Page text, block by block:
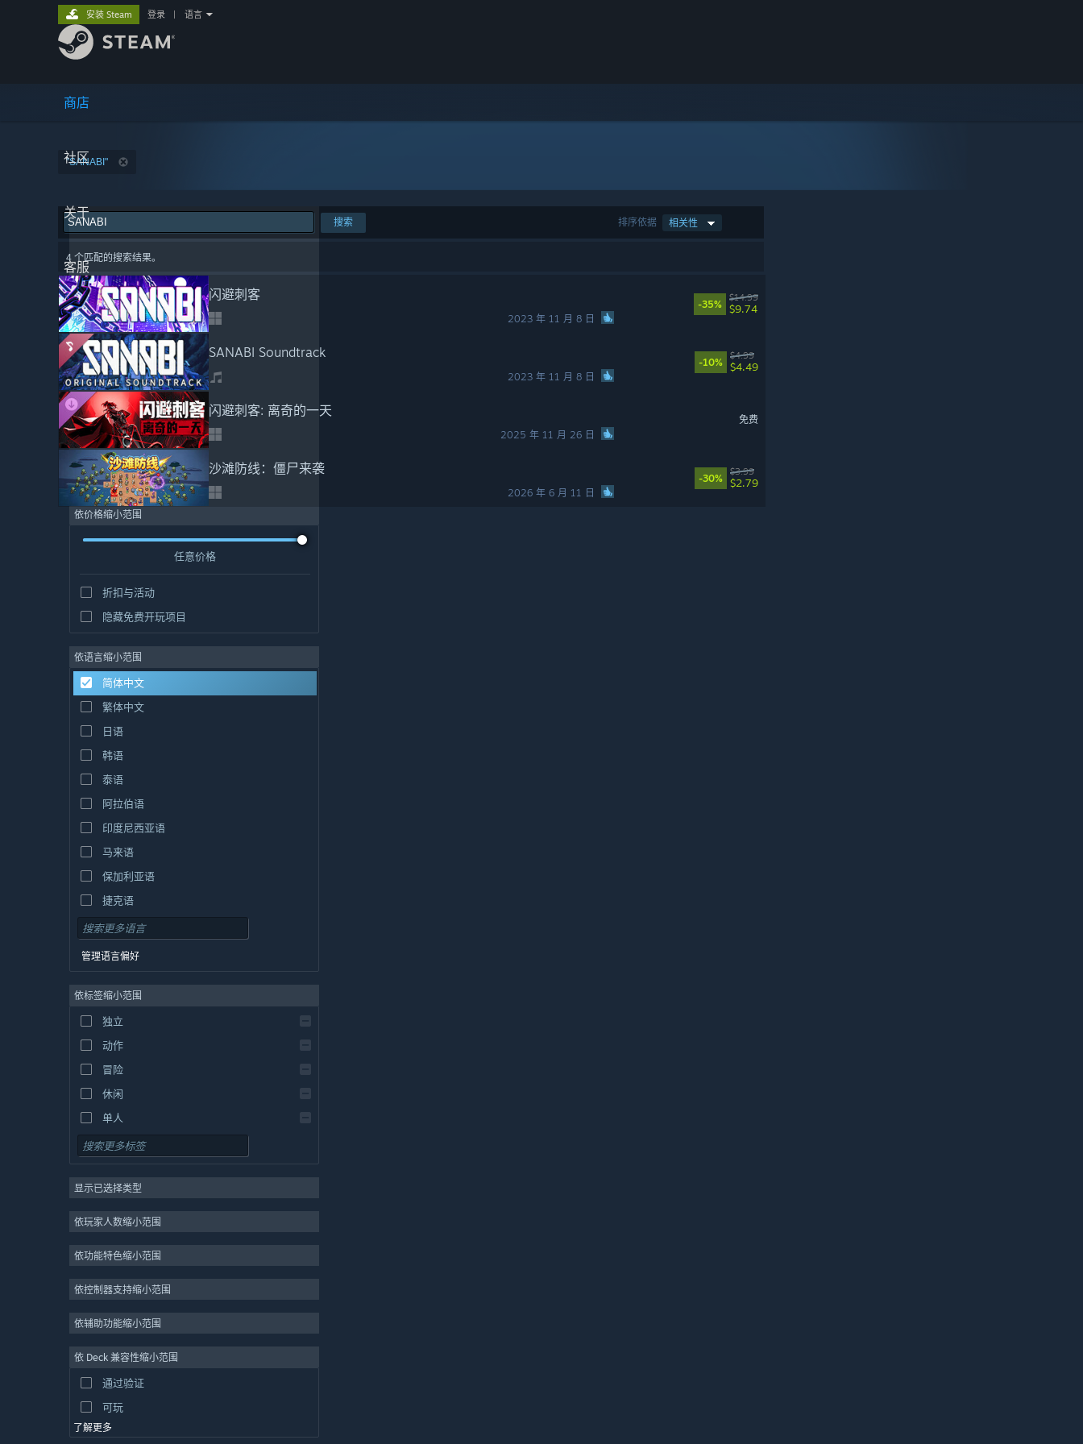
商店
社区
关于
客服
安装 Steam 登录 语言
"SANABI"
排序依据 相关性
搜索
4 个匹配的搜索结果。
闪避刺客
2023 年 11 月 8 日
-35%
$14.99
$9.74
SANABI Soundtrack
2023 年 11 月 8 日
-10%
$4.99
$4.49
闪避刺客: 离奇的一天
2025 年 11 月 26 日
免费
沙滩防线：僵尸来袭
2026 年 6 月 11 日
-30%
$3.99
$2.79
依价格缩小范围
任意价格
折扣与活动
隐藏免费开玩项目
依语言缩小范围
简体中文
繁体中文
日语
韩语
泰语
阿拉伯语
印度尼西亚语
马来语
保加利亚语
捷克语
丹麦语
德语
西班牙语 - 西班牙
西班牙语 - 拉丁美洲
希腊语
管理语言偏好
依标签缩小范围
独立
动作
冒险
休闲
单人
模拟
策略
2D
3D
免费开玩
彩色
探索
显示已选择类型
依玩家人数缩小范围
依功能特色缩小范围
依控制器支持缩小范围
依辅助功能缩小范围
依 Deck 兼容性缩小范围
通过验证
可玩
了解更多